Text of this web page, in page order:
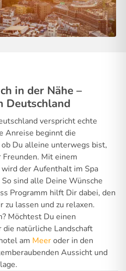
in der Nähe –
Deutschland
verspricht echte
Anreise beginnt die
Du alleine unterwegs bist,
Mit einem
der Aufenthalt im Spa
sind alle Deine Wünsche
Programm hilft Dir dabei, den
lassen und zu relaxen.
Möchtest Du einen
die natürliche Landschaft
am Meeroder in den
Aussicht und